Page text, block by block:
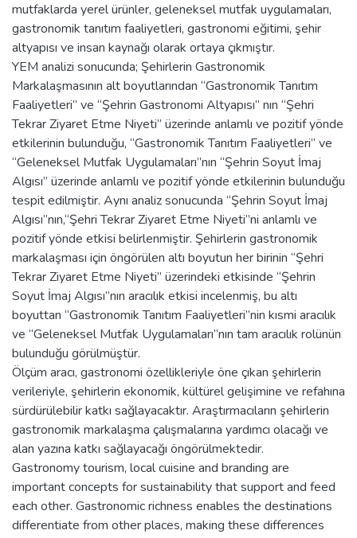
mutfaklarda yerel ürünler, geleneksel mutfak uygulamaları,
gastronomik tanıtım faaliyetleri, gastronomi eğitimi, şehir
altyapısı ve insan kaynağı olarak ortaya çıkmıştır.
YEM analizi sonucunda; Şehirlerin Gastronomik
Markalaşmasının alt boyutlarından “Gastronomik Tanıtım
Faaliyetleri” ve “Şehrin Gastronomi Altyapısı” nın “Şehri
Tekrar Ziyaret Etme Niyeti” üzerinde anlamlı ve pozitif yönde
etkilerinin bulunduğu, “Gastronomik Tanıtım Faaliyetleri” ve
“Geleneksel Mutfak Uygulamaları”nın “Şehrin Soyut İmaj
Algısı” üzerinde anlamlı ve pozitif yönde etkilerinin bulunduğu
tespit edilmiştir. Aynı analiz sonucunda “Şehrin Soyut İmaj
Algısı”nın,“Şehri Tekrar Ziyaret Etme Niyeti”ni anlamlı ve
pozitif yönde etkisi belirlenmiştir. Şehirlerin gastronomik
markalaşması için öngörülen altı boyutun her birinin “Şehri
Tekrar Ziyaret Etme Niyeti” üzerindeki etkisinde “Şehrin
Soyut İmaj Algısı”nın aracılık etkisi incelenmiş, bu altı
boyuttan “Gastronomik Tanıtım Faaliyetleri”nin kısmi aracılık
ve “Geleneksel Mutfak Uygulamaları”nın tam aracılık rolünün
bulunduğu görülmüştür.
Ölçüm aracı, gastronomi özellikleriyle öne çıkan şehirlerin
verileriyle, şehirlerin ekonomik, kültürel gelişimine ve refahına
sürdürülebilir katkı sağlayacaktır. Araştırmacıların şehirlerin
gastronomik markalaşma çalışmalarına yardımcı olacağı ve
alan yazına katkı sağlayacağı öngörülmektedir.
Gastronomy tourism, local cuisine and branding are
important concepts for sustainability that support and feed
each other. Gastronomic richness enables the destinations
differentiate from other places, making these differences